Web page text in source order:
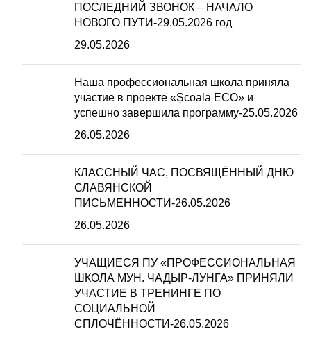
ПОСЛЕДНИЙ ЗВОНОК – НАЧАЛО
НОВОГО ПУТИ-29.05.2026 год
29.05.2026
Наша профессиональная школа приняла
участие в проекте «Școala ECO» и
успешно завершила программу-25.05.2026
26.05.2026
КЛАССНЫЙ ЧАС, ПОСВЯЩЁННЫЙ ДНЮ
СЛАВЯНСКОЙ
ПИСЬМЕННОСТИ-26.05.2026
26.05.2026
УЧАЩИЕСЯ ПУ «ПРОФЕССИОНАЛЬНАЯ
ШКОЛА МУН. ЧАДЫР-ЛУНГА» ПРИНЯЛИ
УЧАСТИЕ В ТРЕНИНГЕ ПО
СОЦИАЛЬНОЙ
СПЛОЧЁННОСТИ-26.05.2026